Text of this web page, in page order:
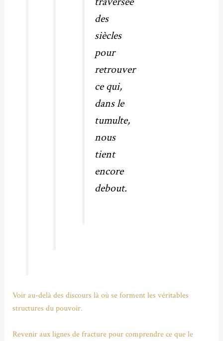
des
siècles
pour
retrouver
ce qui,
dans le
tumulte,
nous
tient
encore
debout.
Voir au-delà des discours là où se forment les véritables
structures du pouvoir.
Revenir aux lignes de fracture pour comprendre ce que le